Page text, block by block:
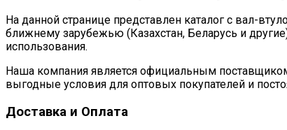
странице
товара.
На данной странице представлен каталог с вал-
ближнему зарубежью (Казахстан, Беларусь и
использования.
Наша компания является официальным
выгодные условия для оптовых покупателей и
Доставка и Оплата